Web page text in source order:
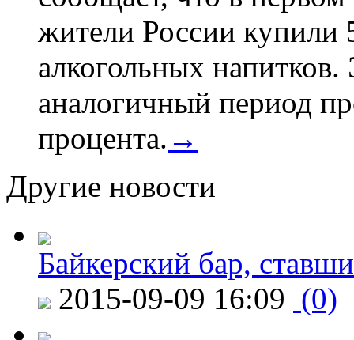
жители России купили
алкогольных
аналогичный период
процента. →
Другие новости
Байкерский бар,
2015-09-09 16:09 (0)